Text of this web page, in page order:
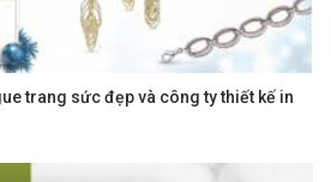
trang sức đẹp và công ty thiết kế in